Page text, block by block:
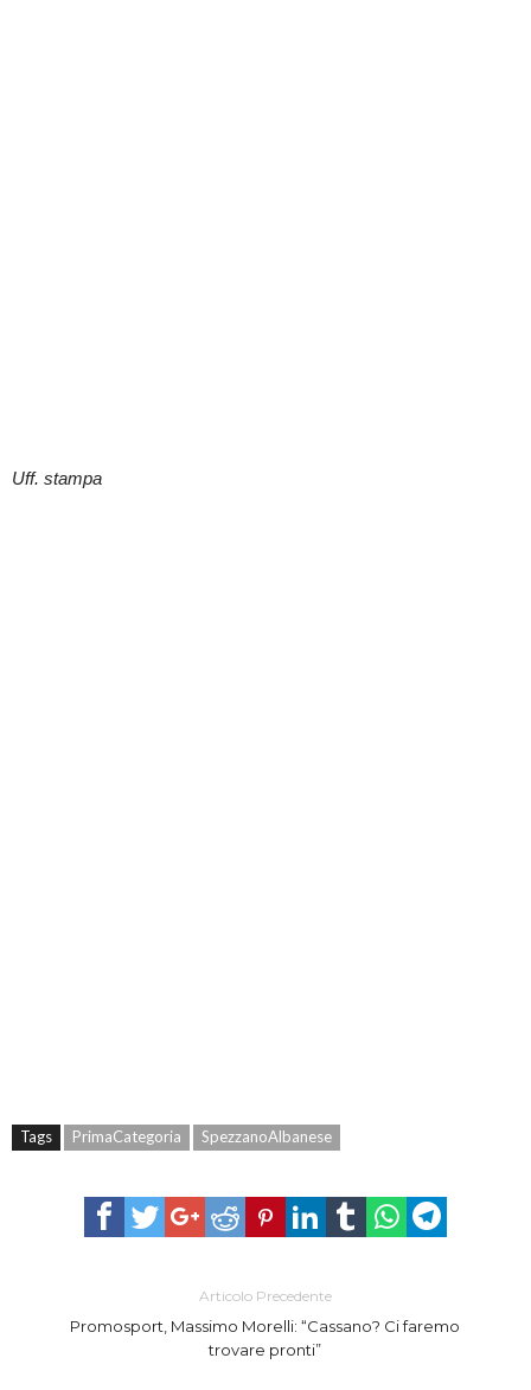
Uff. stampa
Tags PrimaCategoria SpezzanoAlbanese
Articolo Precedente
Promosport, Massimo Morelli: “Cassano? Ci faremo
trovare pronti”